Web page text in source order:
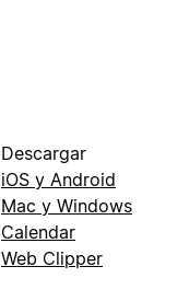
Descargar
iOS y Android
Mac y Windows
Calendar
Web Clipper